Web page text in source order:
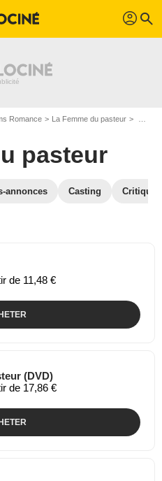
profil search
Romance La Femme du pasteur
pasteur
annonces Casting
de 11,48 €
(DVD)
de 17,86 €